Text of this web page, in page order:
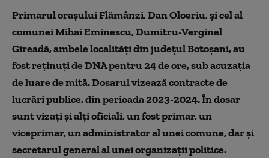
Primarul oraşului Flămânzi, Dan Oloeriu, şi cel al
comunei Mihai Eminescu, Dumitru-Verginel
Gireadă, ambele localități din judeţul Botoşani, au
fost reţinuţi de DNA pentru 24 de ore, sub acuzaţia
de luare de mită. Dosarul vizează contracte de
lucrări publice, din perioada 2023-2024. În dosar
sunt vizaţi şi alţi oficiali, un fost primar, un
viceprimar, un administrator al unei comune, dar şi
secretarul general al unei organizaţii politice.